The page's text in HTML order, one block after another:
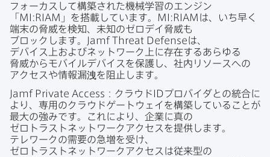
フォーカスして​構築された​機械学習の​エンジン​
「 MI :RIAM 」を​搭載しています。 MI :RIAM は、​いち早く​
端末の​脅威を​検知、​未知の​ゼロデイ脅威も​
ブロックします。
Jamf Threat Defenseは、​
デバイス上および​ネットワーク上に​存在する​あらゆる​
脅威から​モバイルデバイスを​保護し、​社内リソースへの​
アクセスや​情報漏洩を​阻止します。
Jamf Private Access ：クラウド IDプロバイダとの​統合に​
より、​専用の​クラウドゲートウェイを​構築している​ことが​
最大の​強みです。​これに​より、​企業に​真の​
ゼロトラストネットワークアクセスを​提供します。​
テレワークの​需要の​急増を​受け、​
ゼロトラストネットワークアクセスは​従来型の​